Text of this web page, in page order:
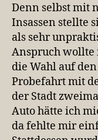
Denn selbst mit
Insassen stellte
als sehr
Anspruch wollte
die Wahl auf den
Probefahrt mit
der Stadt
Auto hätte ich
da fehlte mir